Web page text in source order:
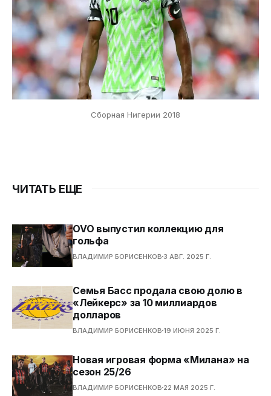
Сборная Нигерии 2018
ЧИТАТЬ ЕЩЕ
OVO выпустил коллекцию для
гольфа
ВЛАДИМИР БОРИСЕНКОВ 3 АВГ. 2025 Г.
Семья Басс продала свою долю в
«Лейкерс» за 10 миллиардов
долларов
ВЛАДИМИР БОРИСЕНКОВ 19 ИЮНЯ 2025 Г.
Новая игровая форма «Милана» на
сезон 25/26
ВЛАДИМИР БОРИСЕНКОВ 22 МАЯ 2025 Г.